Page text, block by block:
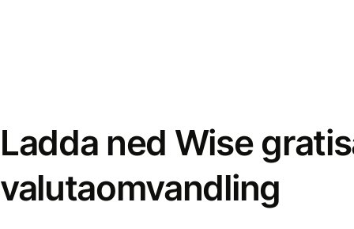
Ladda ned Wise
valutaomvandling